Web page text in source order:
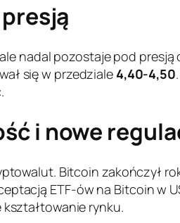
nadal pozostaje pod
się w przedziale 4,40-4,50
i nowe
Bitcoin zakończył
ETF-ów na Bitcoin w
rynku.